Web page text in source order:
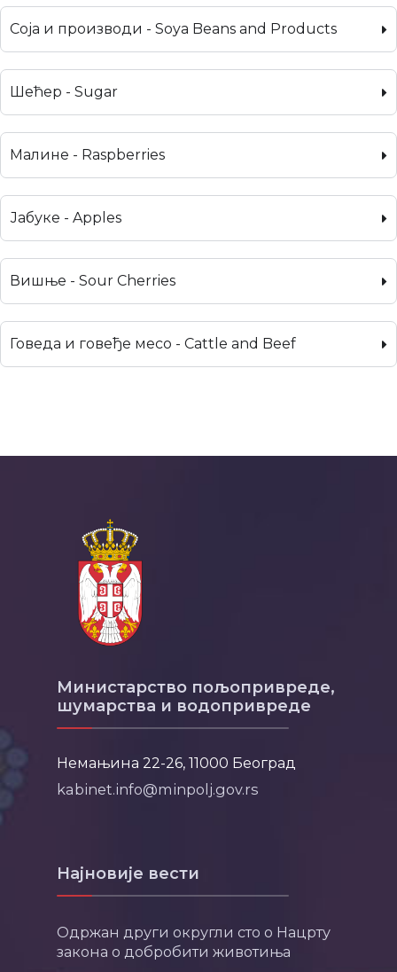
Соја и производи - Soya Beans and Products
Шећер - Sugar
Малине - Raspberries
Јабуке - Apples
Вишње - Sour Cherries
Говеда и говеђе месо - Cattle and Beef
Министарство пољопривреде,
шумарства и водопривреде
Немањина 22-26, 11000 Београд
kabinet.info@minpolj.gov.rs
Најновије вести
Одржан други округли сто о Нацрту
закона о добробити животиња